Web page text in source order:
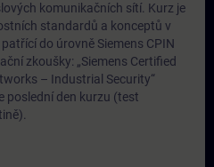
komunikačních sítí. Kurz je
standardů a konceptů v
do úrovně Siemens CPIN
zkoušky: „Siemens Certified
– Industrial Security“
poslední den kurzu (test